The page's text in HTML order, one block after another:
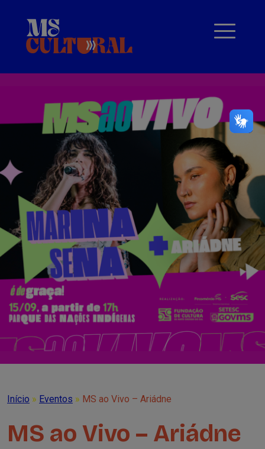
Início » Eventos » MS ao Vivo – Ariádne
MS ao Vivo – Ariádne